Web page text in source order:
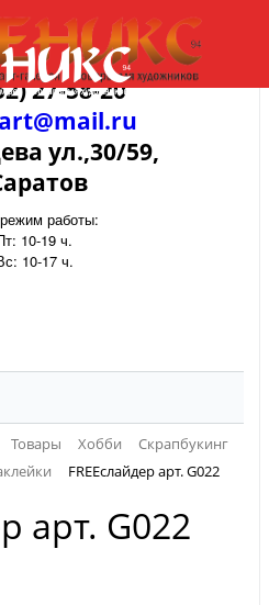
27-58-20
ул.,30/59,
работы:
10-19 ч.
10-17 ч.
Товары Хобби
Скрапбукинг
FREEслайдер арт. G022
арт. G022